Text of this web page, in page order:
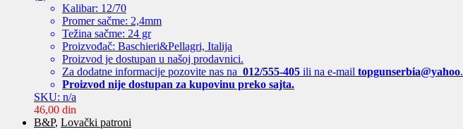
Kalibar: 12/70
Promer sačme: 2,4mm
Težina sačme: 24 gr
Proizvođač: Baschieri&Pellagri, Italija
Proizvod je dostupan u našoj prodavnici.
Za dodatne informacije pozovite nas na 012/555-405 ili na e-mail topgunserbia@yahoo.
Proizvod nije dostupan za kupovinu preko sajta.
SKU: n/a
46,00 din
B&P, Lovački patroni